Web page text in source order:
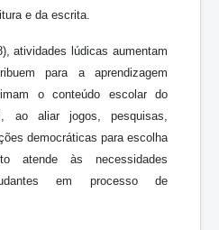
e da escrita.
atividades lúdicas aumentam
para a aprendizagem
o conteúdo escolar do
ao aliar jogos, pesquisas,
democráticas para escolha
atende às necessidades
em processo de